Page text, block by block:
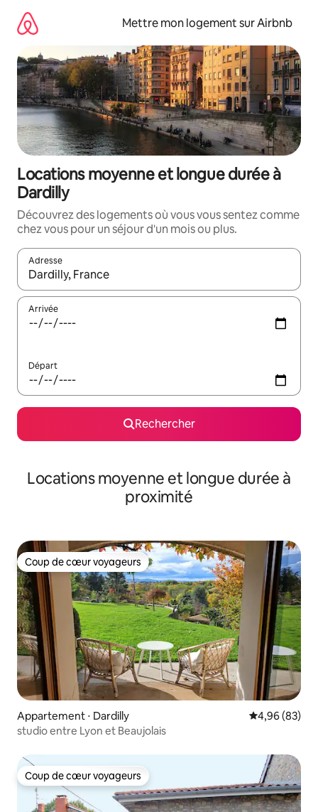
directement
contenu
Mettre mon logement sur Airbnb
Locations moyenne et longue durée à
Dardilly
Découvrez des logements où vous vous sentez comme
chez vous pour un séjour d'un mois ou plus.
Adresse
Lorsque les résultats s'affichent, utilisez les flèches vers le
Arrivée
Départ
Rechercher
Locations moyenne et longue durée à
proximité
Coup de cœur voyageurs
Coup de cœur voyageurs
Appartement ⋅ Dardilly Évaluation
4,96 (83)
studio entre Lyon et Beaujolais
Coup de cœur voyageurs
Coup de cœur voyageurs